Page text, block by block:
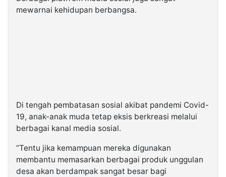
mewarnai kehidupan berbangsa.
Di tengah pembatasan sosial akibat pandemi Covid-
19, anak-anak muda tetap eksis berkreasi melalui
berbagai kanal media sosial.
“Tentu jika kemampuan mereka digunakan
membantu memasarkan berbagai produk unggulan
desa akan berdampak sangat besar bagi